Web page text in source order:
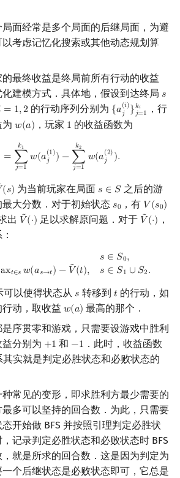
序列
面经常是多个局面的后继局面，为避
考虑记忆化搜索或其他动态规划算
最终收益是终局前所有行动的收益
建模方式．具体地，假设到达终局 𝑠
s
= 1,2
=1, 2 的行动序列分别为 {𝑎(𝑖)
𝑗
}𝑘𝑖
𝑗=1
{aj(i)}j=1 i，行
为𝑤(𝑎)
w(a) ，玩家 1
1 的收益函数为
=
𝑘1
∑
𝑗=1
𝑤(𝑎(1)
𝑗
) −
𝑘2
∑
𝑗=1
𝑤(𝑎(2)
𝑗
).
1k1 1) =1k2 j(2
(𝑠)
~(s) 为当前玩家在局面 𝑠 ∈ 𝑆
s ∈S 之后的游
大分数．对于初始状态 𝑠0
s0 ，有 𝑉(𝑠0)
V(s0)=
出 ˜
𝑉(⋅)
V~(⋅) 足以求解原问题．对于 ˜
𝑉(⋅)
V~(⋅) ，
𝑠 ∈ 𝑆0,
ax𝑡∈𝑠 𝑤(𝑎𝑠→𝑡) − ˜
𝑉(𝑡), 𝑠 ∈ 𝑆1 ∪ 𝑆2.
(t ),s ∈S1
可以使得状态从 𝑠
s 转移到 𝑡
t 的行动，如
动，取收益 𝑤(𝑎)
w(a) 最高的那个．
序贯零和游戏，只需要设游戏中胜利
分别为 +1
+1 和 −1
−1 ．此时，收益函数
其实就是判定必胜状态和必败状态的
常见的变形，即求胜利方最少需要的
多可以坚持的回合数．为此，只需要
开始做 BFS 并按照引理判定必胜状
记录判定必胜状态和必败状态时 BFS
就是所求的回合数．这是因为判定为
个后继状态是必败状态即可，它总是